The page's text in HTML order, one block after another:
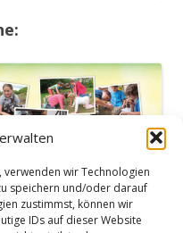
wir Technologien
speichern und/oder darauf
zustimmst, können wir
IDs auf dieser Website